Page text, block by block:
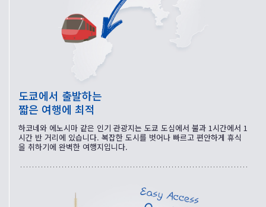
도쿄에서 출발하는
짧은 여행에 최적
하코네와 에노시마 같은 인기 관광지는 도쿄 도심에서 불과 1시간에서 1
시간 반 거리에 있습니다. 복잡한 도시를 벗어나 빠르고 편안하게 휴식
을 취하기에 완벽한 여행지입니다.